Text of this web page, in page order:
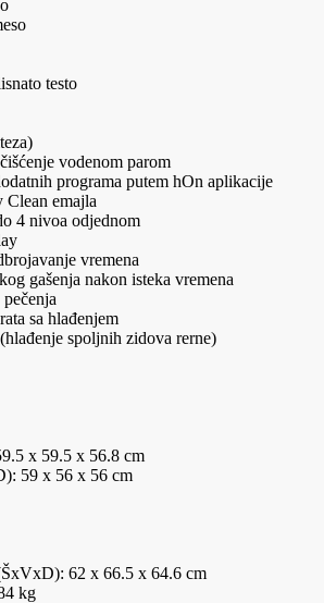
testo
vodenom parom
programa putem hOn aplikacije
Clean emajla
4 nivoa odjednom
vremena
gašenja nakon isteka vremena
sa hlađenjem
spoljnih zidova rerne)
x 59.5 x 56.8 cm
59 x 56 x 56 cm
62 x 66.5 x 64.6 cm
kg